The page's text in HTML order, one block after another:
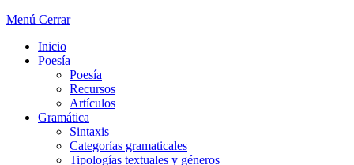
Menú Cerrar
Inicio
Poesía
Poesía
Recursos
Artículos
Gramática
Sintaxis
Categorías gramaticales
Tipologías textuales y géneros